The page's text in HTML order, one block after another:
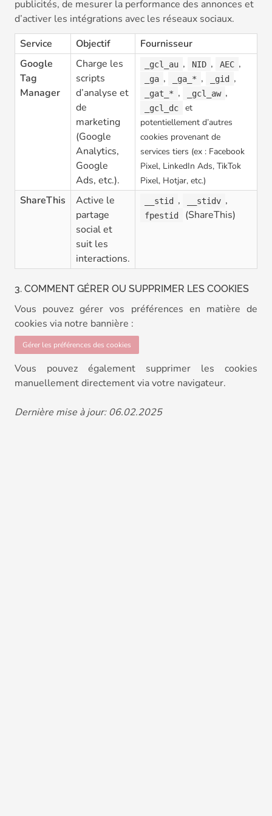
publicités, de mesurer la performance des annonces et
d’activer les intégrations avec les réseaux sociaux.
Service
Objectif
Fournisseur
Google
Tag
Manager
Charge les
scripts
d’analyse et
de
marketing
(Google
Analytics,
Google
Ads, etc.).
_gcl_au , NID , AEC ,
_ga , _ga_* , _gid ,
_gat_* , _gcl_aw ,
_gcl_dc
et
potentiellement d’autres
cookies provenant de
services tiers (ex : Facebook
Pixel, LinkedIn Ads, TikTok
Pixel, Hotjar, etc.)
ShareThis
Active le
partage
social et
suit les
interactions.
__stid , __stidv ,
fpestid (ShareThis)
3. COMMENT GÉRER OU SUPPRIMER LES COOKIES
Vous pouvez gérer vos préférences en matière de
cookies via notre bannière :
Gérer les préférences des cookies
Vous pouvez également supprimer les cookies
manuellement directement via votre navigateur.
Dernière mise à jour: 06.02.2025